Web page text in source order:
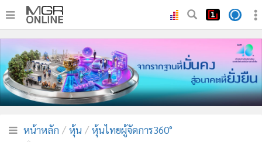
• ทันเหตุการณ์
• ภาคใต้
• ภูมิภาค
• บันเทิง
หน้าหลัก หุ้น หุ้นไทยผู้จัดการ360°